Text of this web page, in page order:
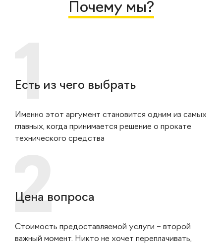
Почему мы?
Есть из чего выбрать
Именно этот аргумент становится одним из самых
главных, когда принимается решение о прокате
технического средства
Цена вопроса
Стоимость предоставляемой услуги – второй
важный момент. Никто не хочет переплачивать,